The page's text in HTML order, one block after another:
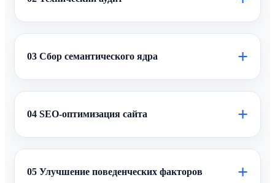
03 Сбор семантического ядра +
04 SEO-оптимизация сайта +
05 Улучшение поведенческих факторов +